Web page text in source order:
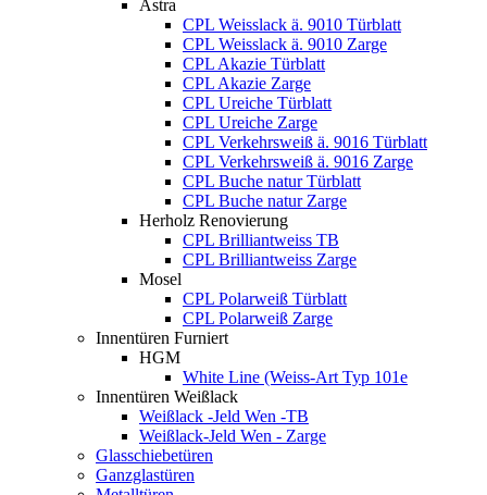
Astra
CPL Weisslack ä. 9010 Türblatt
CPL Weisslack ä. 9010 Zarge
CPL Akazie Türblatt
CPL Akazie Zarge
CPL Ureiche Türblatt
CPL Ureiche Zarge
CPL Verkehrsweiß ä. 9016 Türblatt
CPL Verkehrsweiß ä. 9016 Zarge
CPL Buche natur Türblatt
CPL Buche natur Zarge
Herholz Renovierung
CPL Brilliantweiss TB
CPL Brilliantweiss Zarge
Mosel
CPL Polarweiß Türblatt
CPL Polarweiß Zarge
Innentüren Furniert
HGM
White Line (Weiss-Art Typ 101e
Innentüren Weißlack
Weißlack -Jeld Wen -TB
Weißlack-Jeld Wen - Zarge
Glasschiebetüren
Ganzglastüren